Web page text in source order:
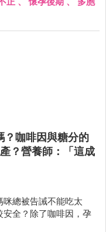
？咖啡因與糖分的
？營養師：「這成
總被告誡不能吃太
安全？除了咖啡因，孕